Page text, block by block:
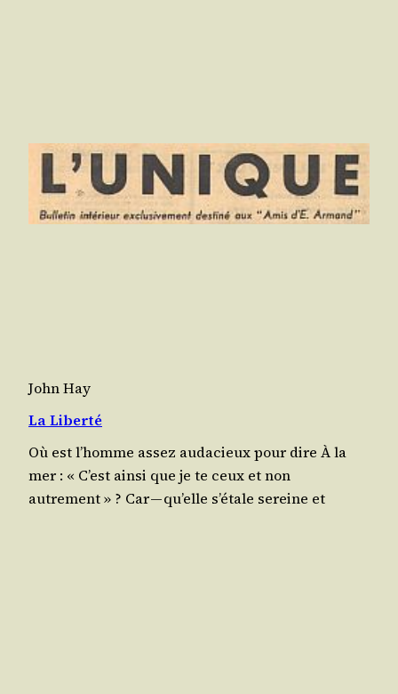
John Hay
La Liberté
Où est l’homme assez auda­cieux pour dire À la
mer : « C’est ain­si que je te ceux et non
autrement » ? Car — qu’elle s’é­tale sereine et